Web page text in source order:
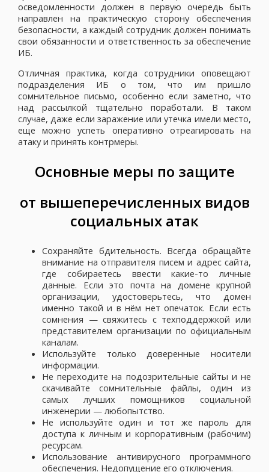
осведомленности должен в первую очередь быть
направлен на практическую сторону обеспечения
безопасности, а каждый сотрудник должен понимать
свои обязанности и ответственность за обеспечение
ИБ.
Отличная практика, когда сотрудники оповещают
подразделения ИБ о том, что им пришло
сомнительное письмо, особенно если заметно, что
над рассылкой тщательно поработали. В таком
случае, даже если заражение или утечка имели место,
еще можно успеть оперативно отреагировать на
атаку и принять контрмеры.
Основные меры по защите
от вышеперечисленных видов
социальных атак
Сохраняйте бдительность. Всегда обращайте
внимание на отправителя писем и адрес сайта,
где собираетесь ввести какие-то личные
данные. Если это почта на домене крупной
организации, удостоверьтесь, что домен
именно такой и в нём нет опечаток. Если есть
сомнения — свяжитесь с техподдержкой или
представителем организации по официальным
каналам.
Используйте только доверенные носители
информации.
Не переходите на подозрительные сайты и не
скачивайте сомнительные файлы, один из
самых лучших помощников социальной
инженерии — любопытство.
Не используйте один и тот же пароль для
доступа к личным и корпоративным (рабочим)
ресурсам.
Использование антивирусного программного
обеспечения. Недопущение его отключения.